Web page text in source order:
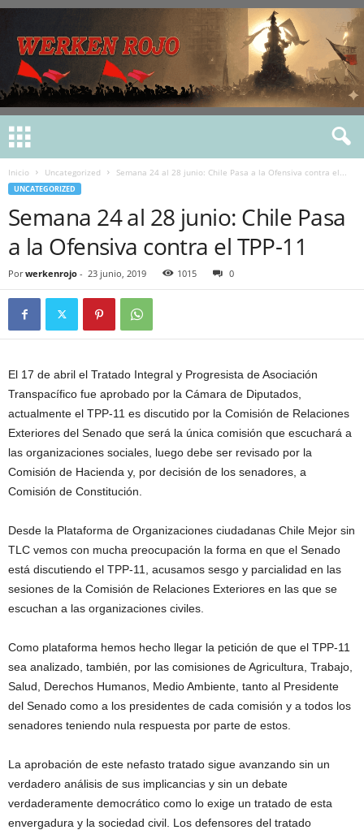
Inicio Uncategorized Semana 24 al 28 junio: Chile Pasa a la Ofensiva contra el...
UNCATEGORIZED
Semana 24 al 28 junio: Chile Pasa
a la Ofensiva contra el TPP-11
Por werkenrojo - 23 junio, 2019 1015 0
El 17 de abril el Tratado Integral y Progresista de Asociación
Transpacífico fue aprobado por la Cámara de Diputados,
actualmente el TPP-11 es discutido por la Comisión de Relaciones
Exteriores del Senado que será la única comisión que escuchará a
las organizaciones sociales, luego debe ser revisado por la
Comisión de Hacienda y, por decisión de los senadores, a
Comisión de Constitución.
Desde la Plataforma de Organizaciones ciudadanas Chile Mejor sin
TLC vemos con mucha preocupación la forma en que el Senado
está discutiendo el TPP-11, acusamos sesgo y parcialidad en las
sesiones de la Comisión de Relaciones Exteriores en las que se
escuchan a las organizaciones civiles.
Como plataforma hemos hecho llegar la petición de que el TPP-11
sea analizado, también, por las comisiones de Agricultura, Trabajo,
Salud, Derechos Humanos, Medio Ambiente, tanto al Presidente
del Senado como a los presidentes de cada comisión y a todos los
senadores teniendo nula respuesta por parte de estos.
La aprobación de este nefasto tratado sigue avanzando sin un
verdadero análisis de sus implicancias y sin un debate
verdaderamente democrático como lo exige un tratado de esta
envergadura y la sociedad civil. Los defensores del tratado